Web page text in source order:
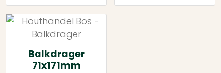
Balkdrager
71x171mm